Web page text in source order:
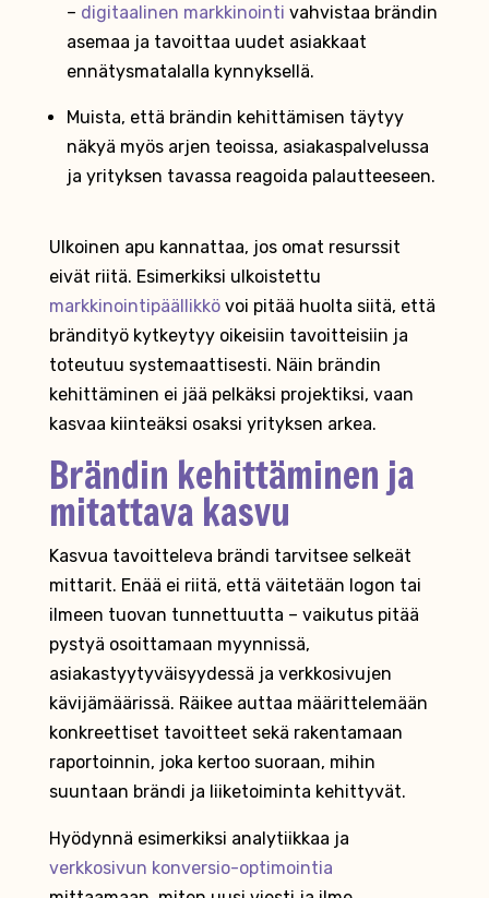
– digitaalinen markkinointi vahvistaa brändin
asemaa ja tavoittaa uudet asiakkaat
ennätysmatalalla kynnyksellä.
Muista, että brändin kehittämisen täytyy
näkyä myös arjen teoissa, asiakaspalvelussa
ja yrityksen tavassa reagoida palautteeseen.
Ulkoinen apu kannattaa, jos omat resurssit
eivät riitä. Esimerkiksi ulkoistettu
markkinointipäällikkövoi pitää huolta siitä, että
brändityö kytkeytyy oikeisiin tavoitteisiin ja
toteutuu systemaattisesti. Näin brändin
kehittäminen ei jää pelkäksi projektiksi, vaan
kasvaa kiinteäksi osaksi yrityksen arkea.
Brändin kehittäminen ja
mitattava kasvu
Kasvua tavoitteleva brändi tarvitsee selkeät
mittarit. Enää ei riitä, että väitetään logon tai
ilmeen tuovan tunnettuutta – vaikutus pitää
pystyä osoittamaan myynnissä,
asiakastyytyväisyydessä ja verkkosivujen
kävijämäärissä. Räikee auttaa määrittelemään
konkreettiset tavoitteet sekä rakentamaan
raportoinnin, joka kertoo suoraan, mihin
suuntaan brändi ja liiketoiminta kehittyvät.
Hyödynnä esimerkiksi analytiikkaa ja
verkkosivun konversio-optimointia